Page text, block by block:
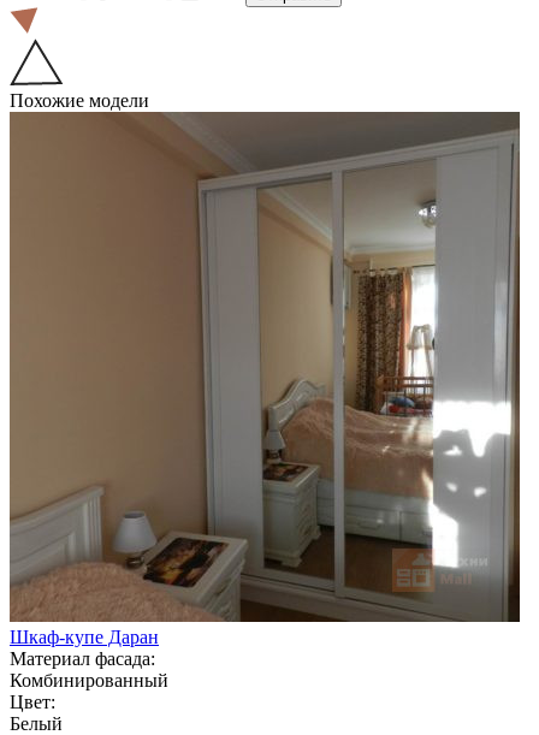
Похожие модели
Шкаф-купе Даран
Материал фасада:
Комбинированный
Цвет:
Белый